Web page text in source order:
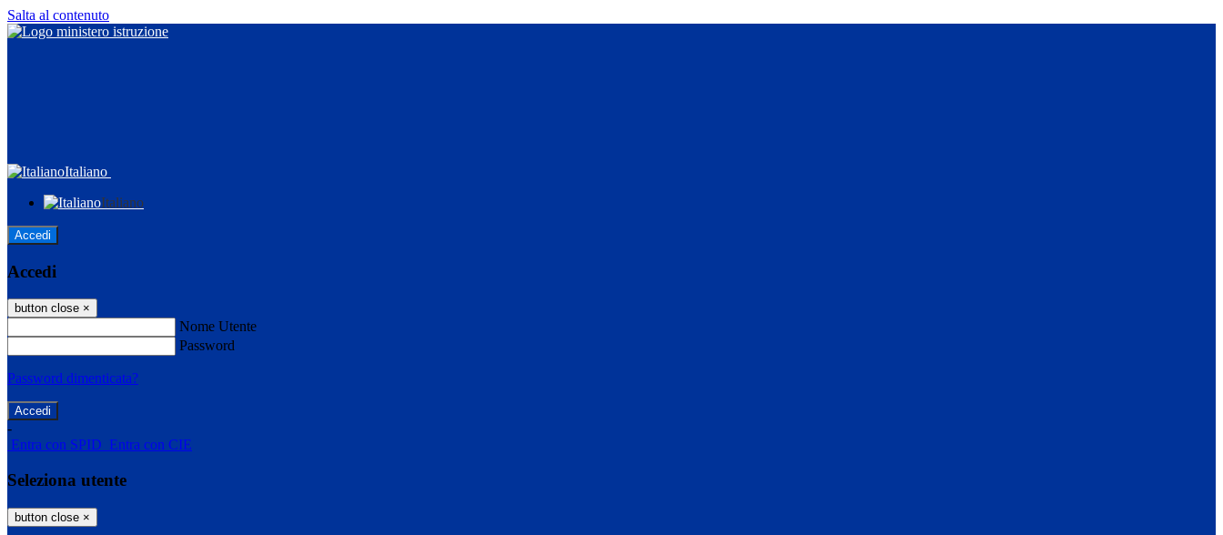
Salta al contenuto
Italiano
Italiano
Accedi
Accedi
button close ×
Nome Utente
Password
Password dimenticata?
-
Entra con SPID Entra con CIE
Seleziona utente
button close ×